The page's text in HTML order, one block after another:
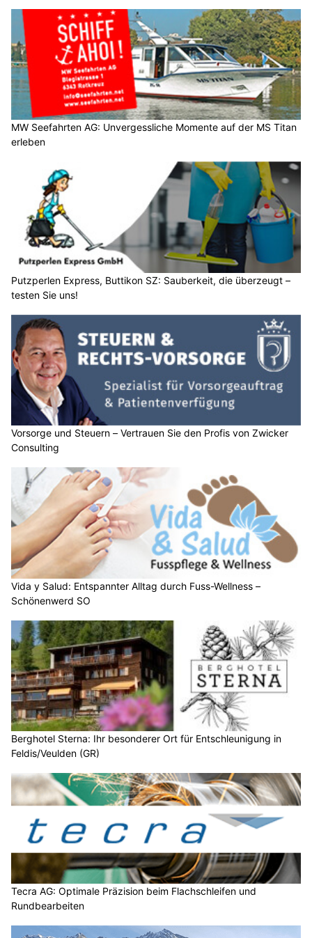
MW Seefahrten AG: Unvergessliche Momente auf der MS Titan
erleben
Putzperlen Express, Buttikon SZ: Sauberkeit, die überzeugt –
testen Sie uns!
Vorsorge und Steuern – Vertrauen Sie den Profis von Zwicker
Consulting
Vida y Salud: Entspannter Alltag durch Fuss-Wellness –
Schönenwerd SO
Berghotel Sterna: Ihr besonderer Ort für Entschleunigung in
Feldis/Veulden (GR)
Tecra AG: Optimale Präzision beim Flachschleifen und
Rundbearbeiten